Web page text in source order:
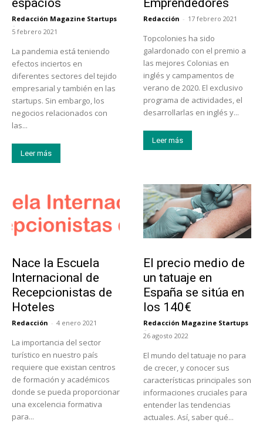
Redacción Magazine Startups
-
5 febrero 2021
La pandemia está teniendo
efectos inciertos en
diferentes sectores del tejido
empresarial y también en las
startups. Sin embargo, los
negocios relacionados con
las...
Leer más
Redacción - 17 febrero 2021
Topcolonies ha sido
galardonado con el premio a
las mejores Colonias en
inglés y campamentos de
verano de 2020. El exclusivo
programa de actividades, el
desarrollarlas en inglés y...
Leer más
Nace la Escuela
Internacional de
Recepcionistas de
Hoteles
Redacción - 4 enero 2021
La importancia del sector
turístico en nuestro país
requiere que existan centros
de formación y académicos
donde se pueda proporcionar
una excelencia formativa
para...
El precio medio de
un tatuaje en
España se sitúa en
los 140€
Redacción Magazine Startups
-
26 agosto 2022
El mundo del tatuaje no para
de crecer, y conocer sus
características principales son
informaciones cruciales para
entender las tendencias
actuales. Así, saber qué...